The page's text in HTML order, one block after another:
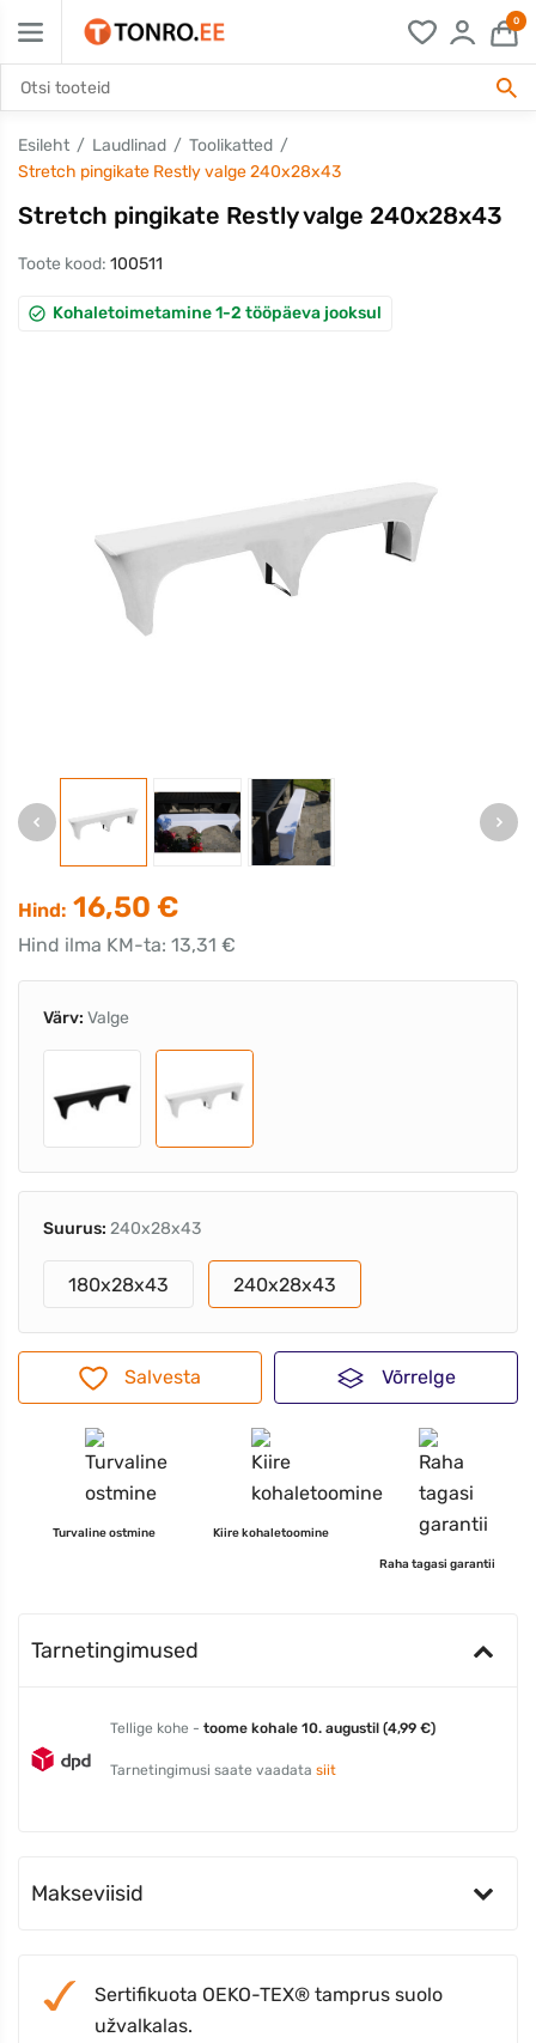
0
Esileht Laudlinad
Toolikatted
Stretch pingikate Restly valge 240x28x43
Stretch pingikate Restly valge 240x28x43
Toote kood: 100511
Kohaletoimetamine 1-2 tööpäeva jooksul
Hind: 16,50 €
Hind ilma KM-ta: 13,31 €
Värv: Valge
Suurus: 240x28x43
180x28x43 240x28x43
Salvesta Võrrelge
Turvaline ostmine Kiire kohaletoomine
Raha tagasi garantii
Tarnetingimused
Tellige kohe - toome kohale 10. augustil (4,99 €)
Tarnetingimusi saate vaadata siit
Makseviisid
Sertifikuota OEKO-TEX® tamprus suolo
užvalkalas.